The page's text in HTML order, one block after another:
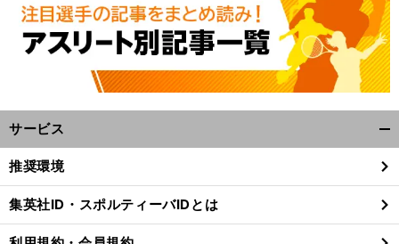
サービス
閉
る
推奨環境
集英社ID・スポルティーバIDとは